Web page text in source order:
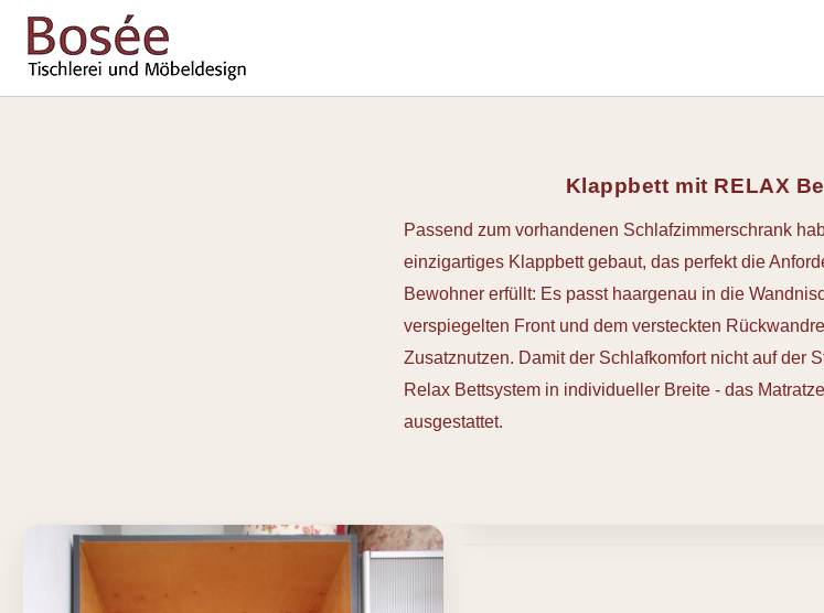
Klappbett mit RELAX
Passend zum vorhandenen Schlafzimmerschrank
einzigartiges Klappbett gebaut, das perfekt die
Bewohner erfüllt: Es passt haargenau in die
verspiegelten Front und dem versteckten
Zusatznutzen. Damit der Schlafkomfort nicht auf der
Relax Bettsystem in individueller Breite - das
ausgestattet.